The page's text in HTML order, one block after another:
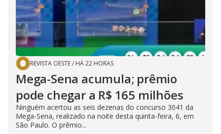
REVISTA OESTE/ HÁ 22 HORAS
Mega-Sena acumula; prêmio
pode chegar a R$ 165 milhões
Ninguém acertou as seis dezenas do concurso 3041 da
Mega-Sena, realizado na noite desta quinta-feira, 6, em
São Paulo. O prêmio...